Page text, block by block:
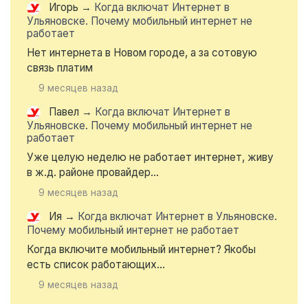
Игорь → Когда включат Интернет в
Ульяновске. Почему мобильный интернет не
работает
Нет интернета в Новом городе, а за сотовую
связь платим
9 месяцев назад
Павел → Когда включат Интернет в
Ульяновске. Почему мобильный интернет не
работает
Уже целую неделю не работает интернет, живу
в ж.д. районе провайдер...
9 месяцев назад
Ия → Когда включат Интернет в Ульяновске.
Почему мобильный интернет не работает
Когда включите мобильный интернет? Якобы
есть список работающих...
9 месяцев назад